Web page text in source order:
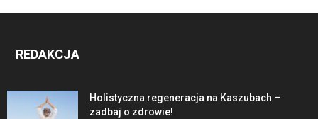
REDAKCJA
Holistyczna regeneracja na Kaszubach –
zadbaj o zdrowie!